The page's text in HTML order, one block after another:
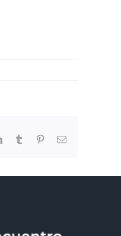
LinkedInTumblr PinterestEmail